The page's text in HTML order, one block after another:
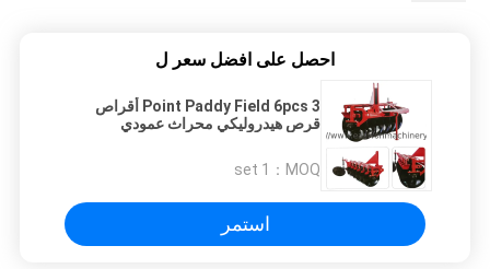
احصل على افضل سعر ل
3 Point Paddy Field 6pcs أقراص
قرص هيدروليكي محراث عمودي
MOQ：
1 set
استمر